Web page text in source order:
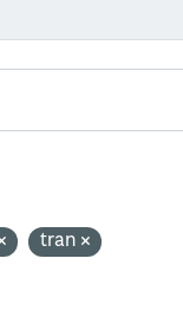
tran